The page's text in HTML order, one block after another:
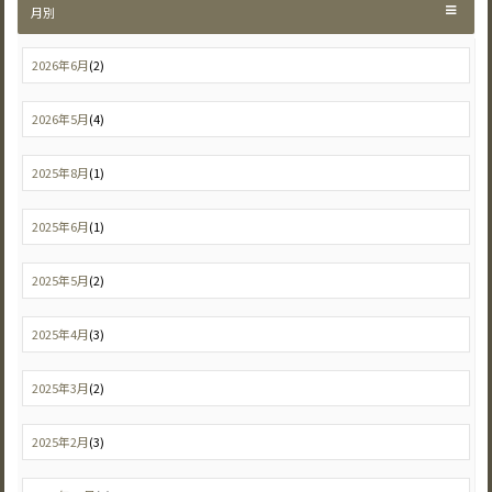
月別
2026年6月(2)
2026年5月(4)
2025年8月(1)
2025年6月(1)
2025年5月(2)
2025年4月(3)
2025年3月(2)
2025年2月(3)